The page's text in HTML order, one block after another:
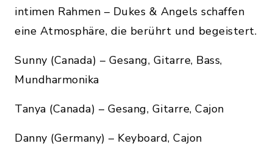
intimen Rahmen – Dukes & Angels schaffen
eine Atmosphäre, die berührt und begeistert.
Sunny (Canada) – Gesang, Gitarre, Bass,
Mundharmonika
Tanya (Canada) – Gesang, Gitarre, Cajon
Danny (Germany) – Keyboard, Cajon